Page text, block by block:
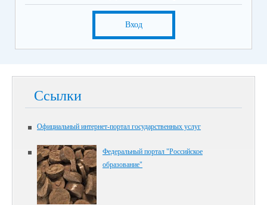
Вход
Ссылки
Официальный интернет-портал государственных услуг
Федеральный портал "Российское
образование"